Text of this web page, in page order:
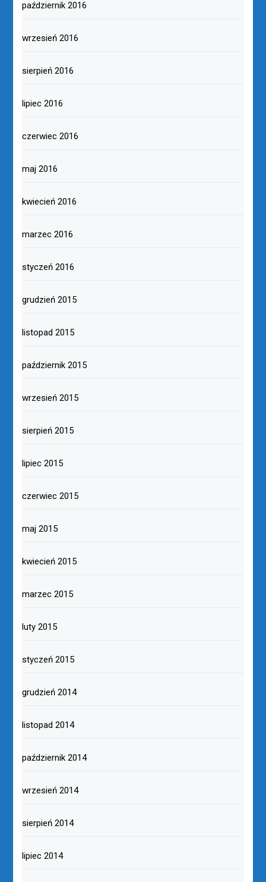
październik 2016
wrzesień 2016
sierpień 2016
lipiec 2016
czerwiec 2016
maj 2016
kwiecień 2016
marzec 2016
styczeń 2016
grudzień 2015
listopad 2015
październik 2015
wrzesień 2015
sierpień 2015
lipiec 2015
czerwiec 2015
maj 2015
kwiecień 2015
marzec 2015
luty 2015
styczeń 2015
grudzień 2014
listopad 2014
październik 2014
wrzesień 2014
sierpień 2014
lipiec 2014